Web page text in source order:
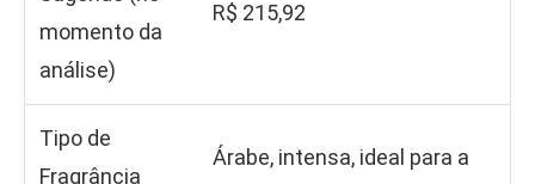
momento da
análise)
R$ 215,92
Tipo de
Fragrância
Árabe, intensa, ideal para a